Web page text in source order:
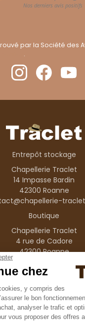
par la Société des
.
Entrepôt stockage
Chapellerie Traclet
14 Impasse Bardin
42300 Roanne
Boutique
Chapellerie Traclet
4 rue de Cadore
42300 Roanne